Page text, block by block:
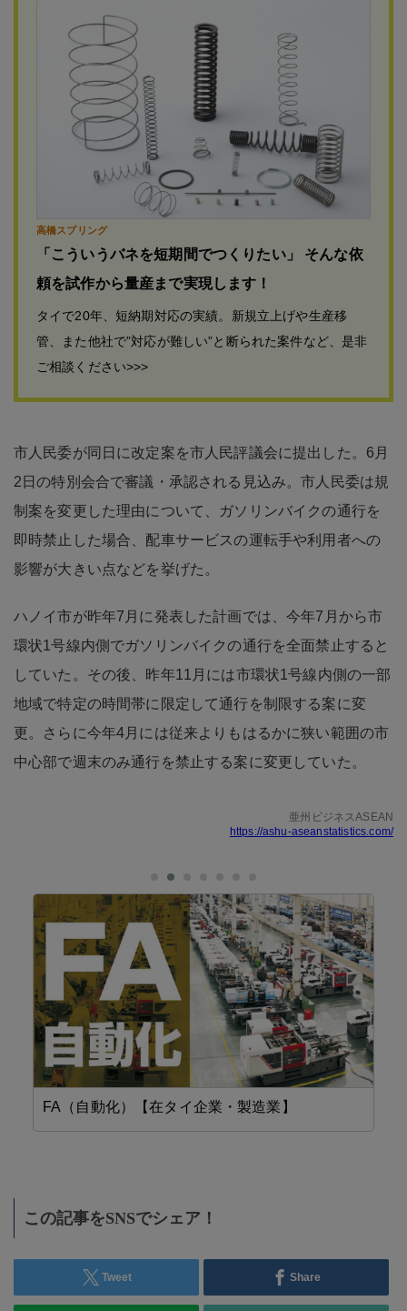
高橋スプリング
「こういうバネを短期間でつくりたい」 そんな依
頼を試作から量産まで実現します！
タイで20年、短納期対応の実績。新規立上げや生産移
管、また他社で”対応が難しい”と断られた案件など、是非
ご相談ください>>>
市人民委が同日に改定案を市人民評議会に提出した。6月
2日の特別会合で審議・承認される見込み。市人民委は規
制案を変更した理由について、ガソリンバイクの通行を
即時禁止した場合、配車サービスの運転手や利用者への
影響が大きい点などを挙げた。
ハノイ市が昨年7月に発表した計画では、今年7月から市
環状1号線内側でガソリンバイクの通行を全面禁止すると
していた。その後、昨年11月には市環状1号線内側の一部
地域で特定の時間帯に限定して通行を制限する案に変
更。さらに今年4月には従来よりもはるかに狭い範囲の市
中心部で週末のみ通行を禁止する案に変更していた。
亜州ビジネスASEAN
https://ashu-aseanstatistics.com/
FA（自動化）【在タイ企業・製造業】
この記事をSNSでシェア！
Tweet Share